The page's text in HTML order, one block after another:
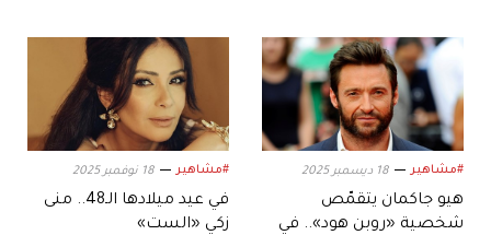
#مشاهير 18 ديسمبر 2025
هيو جاكمان يتقمّص
شخصية «روبن هود».. في
#مشاهير 18 نوفمبر 2025
في عيد ميلادها الـ48.. منى
زكي «الست»